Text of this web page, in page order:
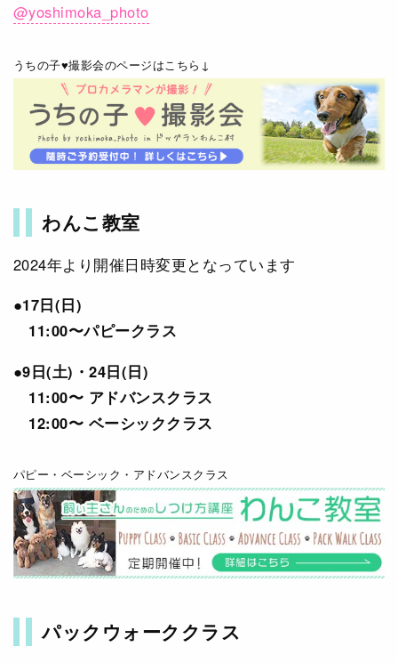
@yoshimoka_photo
うちの子♥撮影会のページはこちら↓
わんこ教室
2024年より開催日時変更となっています
●17日(日)
11:00〜パピークラス
●9日(土)・24日(日)
11:00〜 アドバンスクラス
12:00〜 ベーシッククラス
パピー・ベーシック・アドバンスクラス
パックウォーククラス